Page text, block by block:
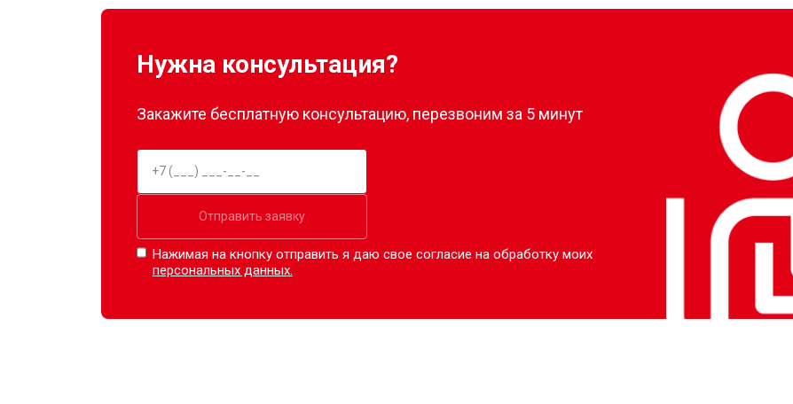
Нужна консультация?
Закажите бесплатную консультацию, перезвоним за 5 минут
Отправить заявку
Нажимая на кнопку отправить я даю свое согласие на обработку моих
персональных данных.